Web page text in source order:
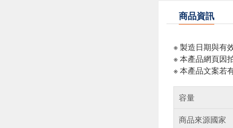
商品資訊
※ 製造日期與有
※ 本產品網頁因
※ 本產品文案若
容量
商品來源國家